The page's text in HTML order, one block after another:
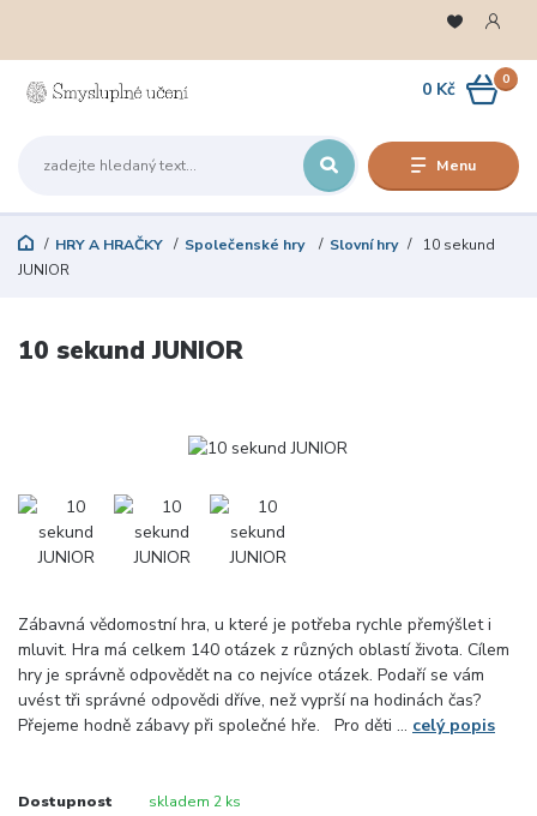
Menu
0
0 Kč
HRY A HRAČKY Společenské hry Slovní hry
10 sekund
JUNIOR
10 sekund JUNIOR
Zábavná vědomostní hra, u které je potřeba rychle přemýšlet i
mluvit. Hra má celkem 140 otázek z různých oblastí života. Cílem
hry je správně odpovědět na co nejvíce otázek. Podaří se vám
uvést tři správné odpovědi dříve, než vyprší na hodinách čas?
Přejeme hodně zábavy při společné hře. Pro děti ... celý popis
Dostupnost skladem 2 ks